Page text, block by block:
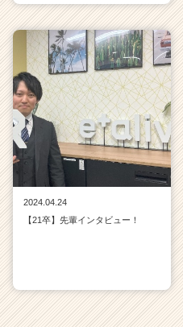
2024.04.24
【21卒】先輩インタビュー！